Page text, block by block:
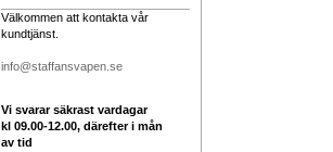
Välkommen att kontakta vår
kundtjänst.
info@staffansvapen.se
Vi svarar säkrast vardagar
kl 09.00-12.00, därefter i mån
av tid